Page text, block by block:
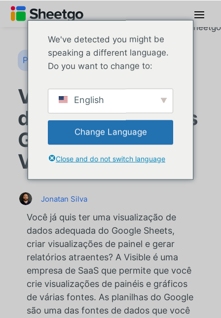
Processos de negócios
Visualização de
dados do Planilhas
Google com o
Visible
Jonatan Silva
Você já quis ter uma visualização de
dados adequada do Google Sheets,
criar visualizações de painel e gerar
relatórios atraentes? A Visible é uma
empresa de SaaS que permite que você
crie visualizações de painéis e gráficos
de várias fontes. As planilhas do Google
são uma das fontes de dados que você
We've detected you might be
speaking a different language.
Do you want to change to:
English
Change Language
Close and do not switch language